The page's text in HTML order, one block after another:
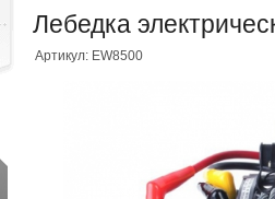
Лебедка
Артикул: EW8500